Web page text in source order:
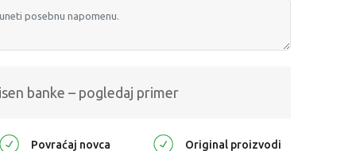
banke – pogledaj primer
Povraćaj novca Original proizvodi